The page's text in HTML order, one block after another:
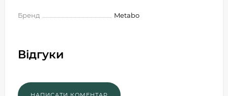
Бренд Metabo
Відгуки